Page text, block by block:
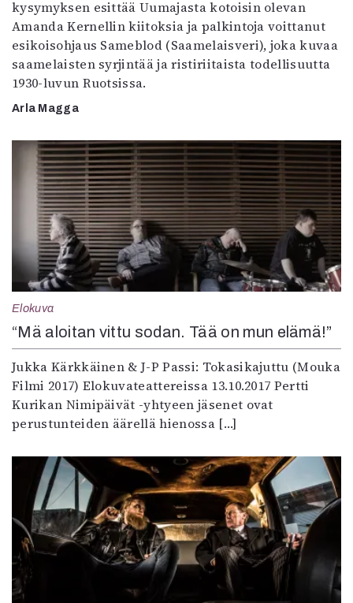
kysymyksen esittää Uumajasta kotoisin olevan
Amanda Kernellin kiitoksia ja palkintoja voittanut
esikoisohjaus Sameblod (Saamelaisveri), joka kuvaa
saamelaisten syrjintää ja ristiriitaista todellisuutta
1930-luvun Ruotsissa.
Arla Magga
Elokuva
“Mä aloitan vittu sodan. Tää on mun elämä!”
Jukka Kärkkäinen & J-P Passi: Tokasikajuttu (Mouka
Filmi 2017) Elokuvateattereissa 13.10.2017 Pertti
Kurikan Nimipäivät -yhtyeen jäsenet ovat
perustunteiden äärellä hienossa […]